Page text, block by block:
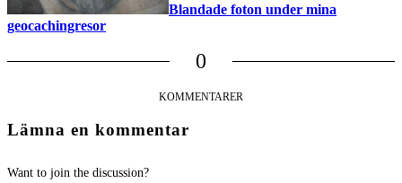
Blandade foton under mina
geocachingresor
0
KOMMENTARER
Lämna en kommentar
Want to join the discussion?